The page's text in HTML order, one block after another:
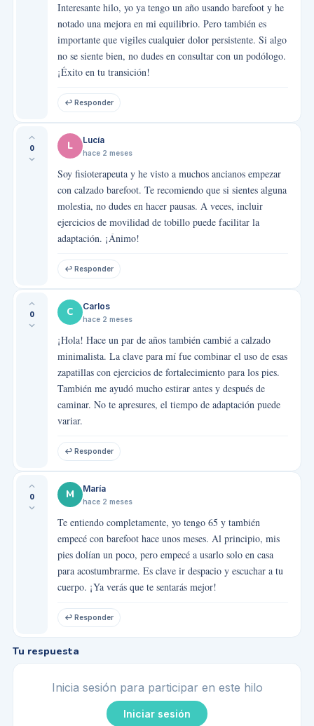
Interesante hilo, yo ya tengo un año usando barefoot y he
notado una mejora en mi equilibrio. Pero también es
importante que vigiles cualquier dolor persistente. Si algo
no se siente bien, no dudes en consultar con un podólogo.
¡Éxito en tu transición!
↩ Responder
0 L Lucía
hace 2 meses
Soy fisioterapeuta y he visto a muchos ancianos empezar
con calzado barefoot. Te recomiendo que si sientes alguna
molestia, no dudes en hacer pausas. A veces, incluir
ejercicios de movilidad de tobillo puede facilitar la
adaptación. ¡Ánimo!
↩ Responder
0 C Carlos
hace 2 meses
¡Hola! Hace un par de años también cambié a calzado
minimalista. La clave para mí fue combinar el uso de esas
zapatillas con ejercicios de fortalecimiento para los pies.
También me ayudó mucho estirar antes y después de
caminar. No te apresures, el tiempo de adaptación puede
variar.
↩ Responder
0 M María
hace 2 meses
Te entiendo completamente, yo tengo 65 y también
empecé con barefoot hace unos meses. Al principio, mis
pies dolían un poco, pero empecé a usarlo solo en casa
para acostumbrarme. Es clave ir despacio y escuchar a tu
cuerpo. ¡Ya verás que te sentarás mejor!
↩ Responder
Tu respuesta
Inicia sesión para participar en este hilo
Iniciar sesión